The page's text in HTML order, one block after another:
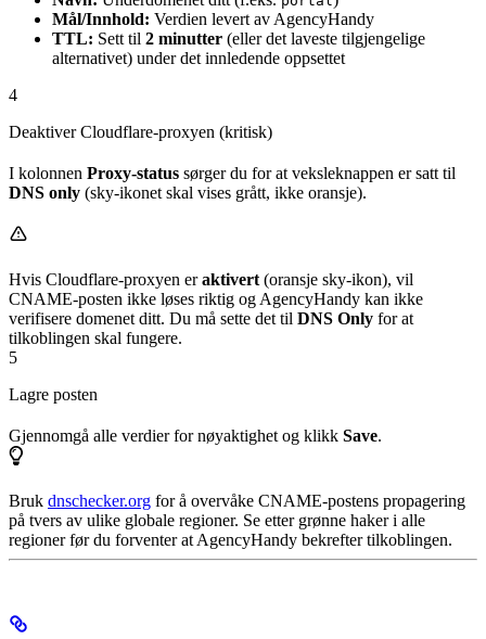
Mål/Innhold: Verdien levert av AgencyHandy
TTL: Sett til 2 minutter (eller det laveste tilgjengelige
alternativet) under det innledende oppsettet
4
Deaktiver Cloudflare-proxyen (kritisk)
I kolonnen Proxy-status sørger du for at veksleknappen er satt til
DNS only (sky-ikonet skal vises grått, ikke oransje).
Hvis Cloudflare-proxyen eraktivert (oransje sky-ikon), vil
CNAME-posten ikke løses riktig og AgencyHandy kan ikke
verifisere domenet ditt. Du må sette det til DNS Only for at
tilkoblingen skal fungere.
5
Lagre posten
Gjennomgå alle verdier for nøyaktighet og klikk Save.
Bruk dnschecker.org for å overvåke CNAME-postens propagering
på tvers av ulike globale regioner. Se etter grønne haker i alle
regioner før du forventer at AgencyHandy bekrefter tilkoblingen.